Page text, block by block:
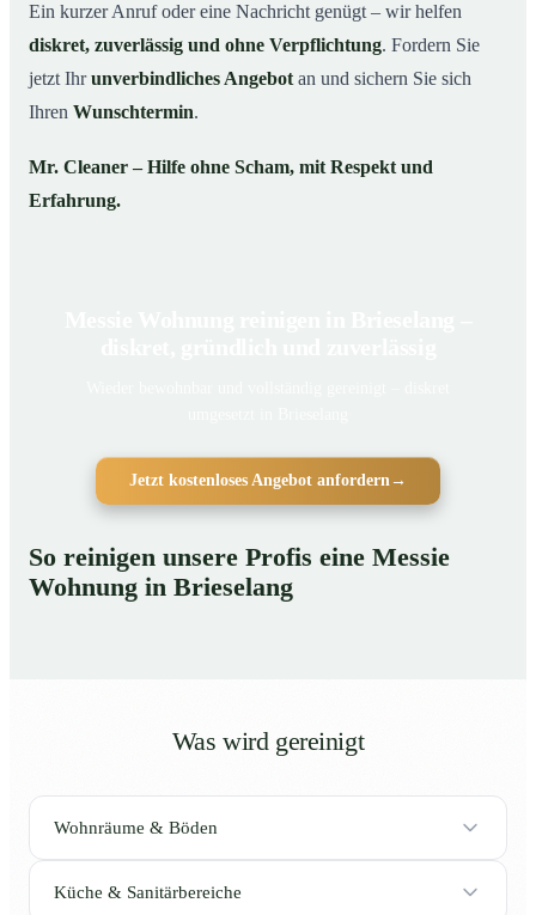
Ein kurzer Anruf oder eine Nachricht genügt – wir helfen
diskret, zuverlässig und ohne Verpflichtung. Fordern Sie
jetzt Ihrunverbindliches Angebot an und sichern Sie sich
Ihren Wunschtermin.
Mr. Cleaner – Hilfe ohne Scham, mit Respekt und
Erfahrung.
Jetzt kostenloses Angebot anfordern→
So reinigen unsere Profis eine Messie
Wohnung in Brieselang
Was wird gereinigt
Wohnräume & Böden
Küche & Sanitärbereiche